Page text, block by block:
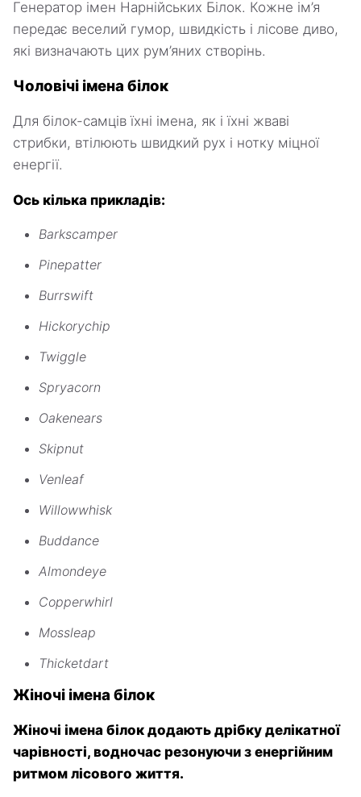
Генератор імен Нарнійських Білок. Кожне ім’я
передає веселий гумор, швидкість і лісове диво,
які визначають цих рум’яних створінь.
Чоловічі імена білок
Для білок-самців їхні імена, як і їхні жваві
стрибки, втілюють швидкий рух і нотку міцної
енергії.
Ось кілька прикладів:
Barkscamper
Pinepatter
Burrswift
Hickorychip
Twiggle
Spryacorn
Oakenears
Skipnut
Venleaf
Willowwhisk
Buddance
Almondeye
Copperwhirl
Mossleap
Thicketdart
Жіночі імена білок
Жіночі імена білок додають дрібку делікатної
чарівності, водночас резонуючи з енергійним
ритмом лісового життя.